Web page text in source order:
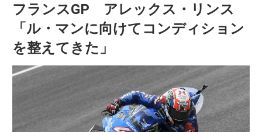
バ
イ
ク
フランスGP アレックス・リンス
「ル・マンに向けてコンディション
を整えてきた」